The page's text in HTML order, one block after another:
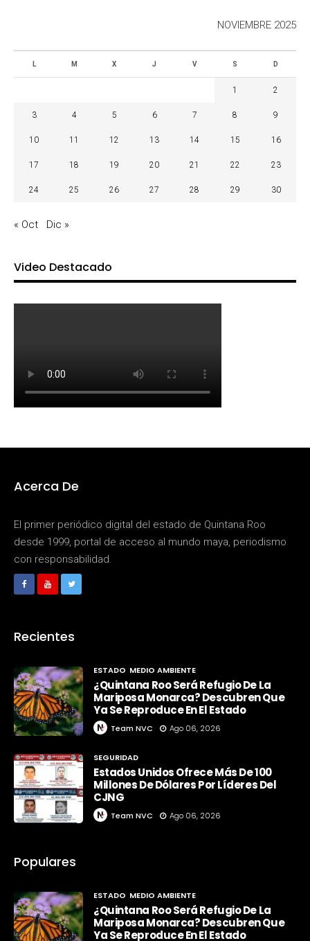
NOVIEMBRE 2025
L M X J V S D
1 2
3 4 5 6 7 8 9
10 11 12 13 14 15 16
17 18 19 20 21 22 23
24 25 26 27 28 29 30
« Oct Dic »
Video Destacado
Acerca De
El primer periódico digital del estado de Quintana Roo
desde 1999, portal de acceso al mundo maya, periodismo
con responsabilidad.
Recientes
ESTADO MEDIO AMBIENTE
¿Quintana Roo Será Refugio De La
Mariposa Monarca? Descubren Que
Ya Se Reproduce En El Estado
Team NVC Ago 06, 2026
SEGURIDAD
Estados Unidos Ofrece Más De 100
Millones De Dólares Por Líderes Del
CJNG
Team NVC Ago 06, 2026
Populares
ESTADO MEDIO AMBIENTE
¿Quintana Roo Será Refugio De La
Mariposa Monarca? Descubren Que
Ya Se Reproduce En El Estado